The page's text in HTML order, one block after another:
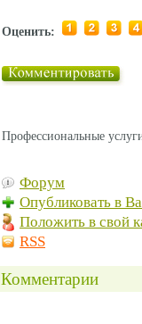
Оценить:
Профессиональные
Форум
Опубликовать в
Положить в свой
RSS
Комментарии